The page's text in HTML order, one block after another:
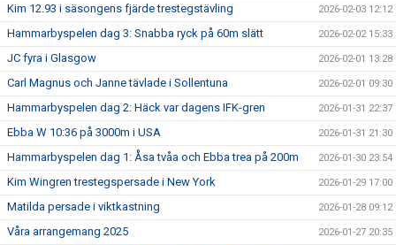
Kim 12.93 i säsongens fjärde trestegstävling 2026-02-03 12:12
Hammarbyspelen dag 3: Snabba ryck på 60m slätt 2026-02-02 15:33
JC fyra i Glasgow 2026-02-01 13:28
Carl Magnus och Janne tävlade i Sollentuna 2026-02-01 09:30
Hammarbyspelen dag 2: Häck var dagens IFK-gren 2026-01-31 22:37
Ebba W 10:36 på 3000m i USA 2026-01-31 21:30
Hammarbyspelen dag 1: Åsa tvåa och Ebba trea på 200m 2026-01-30 23:54
Kim Wingren trestegspersade i New York 2026-01-29 17:00
Matilda persade i viktkastning 2026-01-28 09:12
Våra arrangemang 2025 2026-01-27 20:35